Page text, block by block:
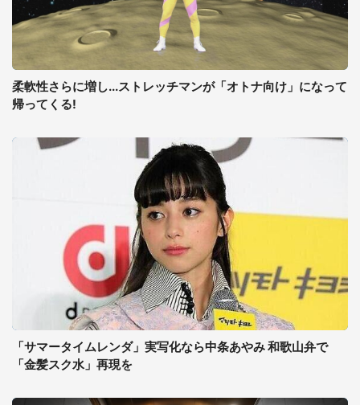
柔軟性さらに増し...ストレッチマンが「オトナ向け」になって
帰ってくる!
「サマータイムレンダ」実写化なら中条あやみ 和歌山弁で
「金髪スク水」再現を